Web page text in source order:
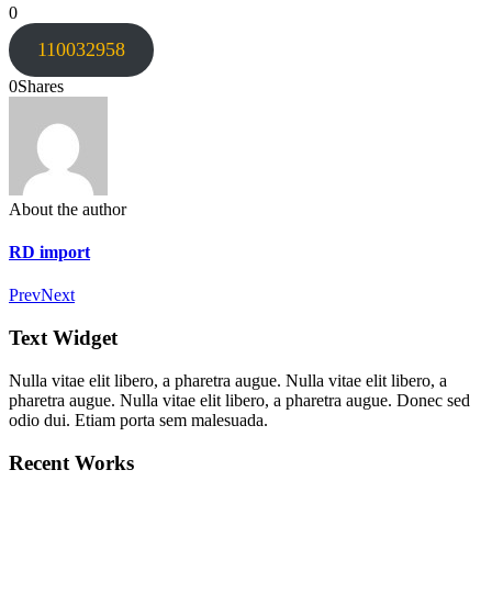
0
110032958
0Shares
About the author
RD import
PrevNext
Text Widget
Nulla vitae elit libero, a pharetra augue. Nulla vitae elit libero, a
pharetra augue. Nulla vitae elit libero, a pharetra augue. Donec sed
odio dui. Etiam porta sem malesuada.
Recent Works